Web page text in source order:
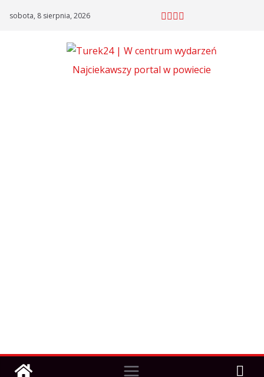
sobota, 8 sierpnia, 2026
Najciekawszy portal w powiecie